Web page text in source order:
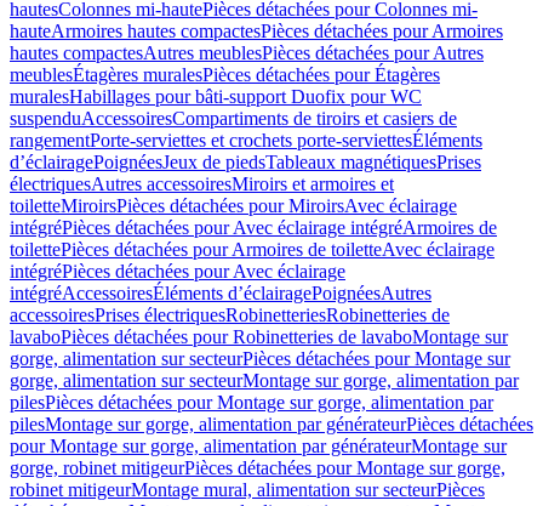
hautesColonnes mi-hautePièces détachées pour Colonnes mi-
hauteArmoires hautes compactesPièces détachées pour Armoires
hautes compactesAutres meublesPièces détachées pour Autres
meublesÉtagères muralesPièces détachées pour Étagères
muralesHabillages pour bâti-support Duofix pour WC
suspenduAccessoiresCompartiments de tiroirs et casiers de
rangementPorte-serviettes et crochets porte-serviettesÉléments
d’éclairagePoignéesJeux de piedsTableaux magnétiquesPrises
électriquesAutres accessoiresMiroirs et armoires et
toiletteMiroirsPièces détachées pour MiroirsAvec éclairage
intégréPièces détachées pour Avec éclairage intégréArmoires de
toilettePièces détachées pour Armoires de toiletteAvec éclairage
intégréPièces détachées pour Avec éclairage
intégréAccessoiresÉléments d’éclairagePoignéesAutres
accessoiresPrises électriquesRobinetteriesRobinetteries de
lavaboPièces détachées pour Robinetteries de lavaboMontage sur
gorge, alimentation sur secteurPièces détachées pour Montage sur
gorge, alimentation sur secteurMontage sur gorge, alimentation par
pilesPièces détachées pour Montage sur gorge, alimentation par
pilesMontage sur gorge, alimentation par générateurPièces détachées
pour Montage sur gorge, alimentation par générateurMontage sur
gorge, robinet mitigeurPièces détachées pour Montage sur gorge,
robinet mitigeurMontage mural, alimentation sur secteurPièces